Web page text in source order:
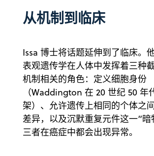
从机制到临床
Issa 博士将话题延伸到了临床。他
表观遗传学在人体中发挥着三种
机制相关的角色：定义细胞身份
（Waddington 在 20 世纪 50 年
架）、允许遗传上相同的个体之
差异，以及沉默重复元件这一“暗
三者在癌症中都会出现异常。